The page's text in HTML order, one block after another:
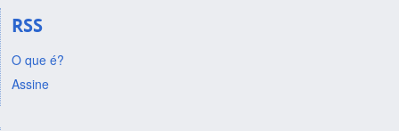
RSS
O que é?
Assine